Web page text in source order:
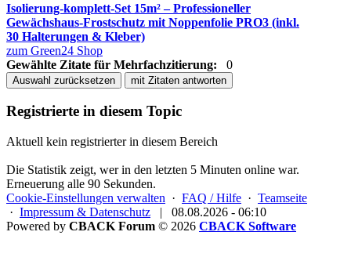
Isolierung-komplett-Set 15m² – Professioneller
Gewächshaus-Frostschutz mit Noppenfolie PRO3 (inkl.
30 Halterungen & Kleber)
zum Green24 Shop
Gewählte Zitate für Mehrfachzitierung:
0
Auswahl zurücksetzen mit Zitaten antworten
Registrierte in diesem Topic
Aktuell kein registrierter in diesem Bereich
Die Statistik zeigt, wer in den letzten 5 Minuten online war.
Erneuerung alle 90 Sekunden.
Cookie-Einstellungen verwalten · FAQ / Hilfe · Teamseite
· Impressum & Datenschutz |
08.08.2026 - 06:10
Powered by CBACK Forum © 2026 CBACK Software